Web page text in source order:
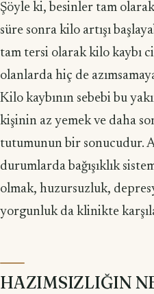
Şöyle ki, besinler tam
süre sonra kilo artışı
tam tersi olarak kilo kaybı
olanlarda hiç de
Kilo kaybının sebebi bu
kişinin az yemek ve daha
tutumunun bir sonucudur.
durumlarda bağışıklık
olmak, huzursuzluk,
yorgunluk da klinikte
HAZIMSIZLIĞIN